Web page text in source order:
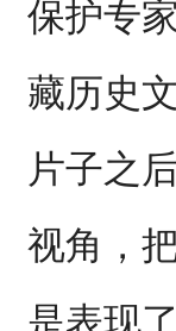
保护专
藏历史
片子之
视角，
是表现了